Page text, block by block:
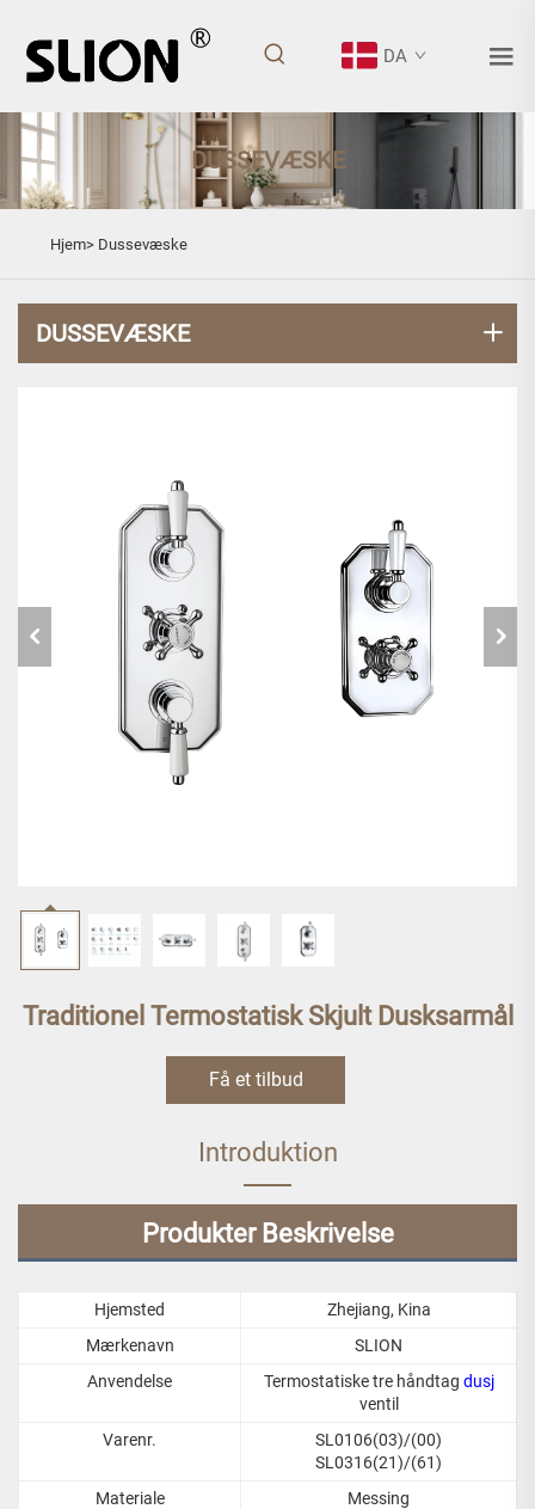
DA
DUSSEVÆSKE
Hjem> Dussevæske
DUSSEVÆSKE
Traditionel Termostatisk Skjult Dusksarmål
Få et tilbud
Introduktion
Produkter Beskrivelse
Hjemsted
Zhejiang, Kina
Mærkenavn
SLION
Anvendelse
Termostatiske tre håndtag dusj
ventil
Varenr.
SL0106(03)/(00)
SL0316(21)/(61)
Materiale
Messing